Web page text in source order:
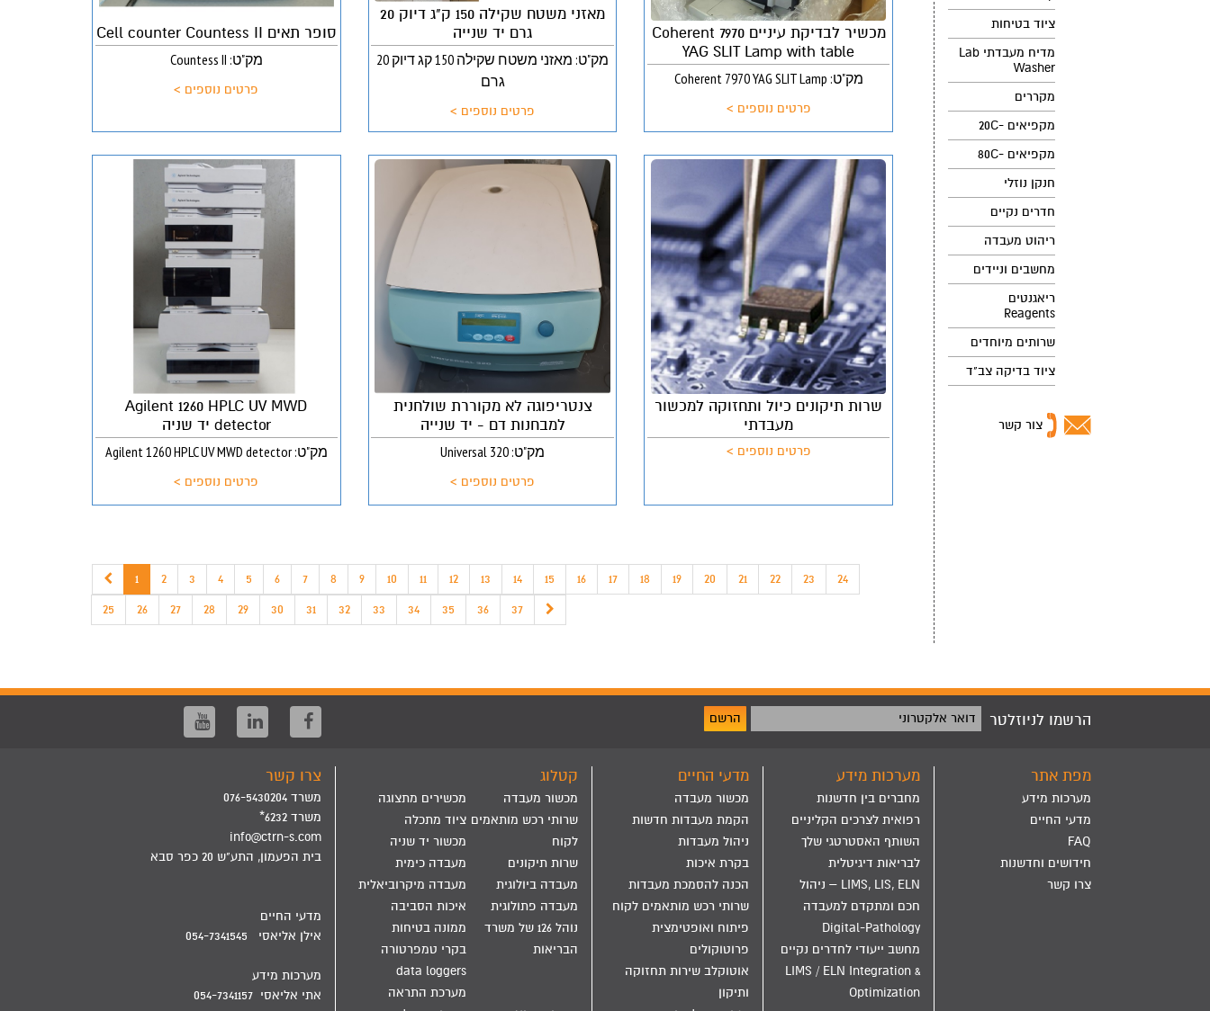
ציוד בטיחות
מדיח מעבדתי Lab
Washer
מקררים
מקפיאים -20C
מקפיאים -80C
חנקן נוזלי
חדרים נקיים
ריהוט מעבדה
מחשבים וניידים
ריאגנטים
Reagents
שרותים מיוחדים
ציוד בדיקה צב"ד
צור קשר
מכשיר לבדיקת עיניים Coherent 7970
YAG SLIT Lamp with table
מק"ט: Coherent 7970 YAG SLIT Lamp
פרטים נוספים >
מאזני משטח שקילה 150 ק"ג דיוק 20
גרם יד שנייה
מק"ט: מאזני משטח שקילה 150 קג דיוק 20
גרם
פרטים נוספים >
סופר תאים Cell counter Countess II
מק"ט: Countess II
פרטים נוספים >
שרות תיקונים כיול ותחזוקה למכשור
מעבדתי
פרטים נוספים >
צנטריפוגה לא מקוררת שולחנית
למבחנות דם - יד שנייה
מק"ט: Universal 320
פרטים נוספים >
Agilent 1260 HPLC UV MWD
detector יד שניה
מק"ט: Agilent 1260 HPLC UV MWD detector
פרטים נוספים >
1 2 3 4 5 6 7 8 9 10 11 12 13 14 15 16 17 18 19 20 21 22 23
24
25
26 27 28 29 30 31 32 33 34 35 36 37
הרשמו לניוזלטר דואר אלקטרוני הרשם
מפת אתר
מערכות מידע
מדעי החיים
FAQ
חידושים וחדשנות
צרו קשר
מערכות מידע
מחברים בין חדשנות
רפואית לצרכים הקליניים
השותף האסטרטגי שלך
לבריאות דיגיטלית
LIMS, LIS, ELN – ניהול
חכם ומתקדם למעבדה
Digital-Pathology
מחשב ייעודי לחדרים נקיים
LIMS / ELN Integration &
Optimization
מדעי החיים
מכשור מעבדה
הקמת מעבדות חדשות
ניהול מעבדות
בקרת איכות
הכנה להסמכת מעבדות
שרותי רכש מותאמים לקוח
פיתוח ואופטימצית
פרוטוקולים
אוטוקלב שירות תחזוקה
ותיקון
קטלוג
מכשור מעבדה
מכשירים מתצוגה
שרותי רכש מותאמים
לקוח
ציוד מתכלה
מכשור יד שניה
שרות תיקונים
מעבדה כימית
מעבדה ביולוגית
מעבדה מיקרוביאלית
מעבדה פתולוגית
איכות הסביבה
נוהל 126 של משרד
הבריאות
ממונה בטיחות
בקרי טמפרטורה
data loggers
מערכת התראה
צרו קשר
משרד 076-5430204
משרד 6232*
info@ctrn-s.com
בית הפעמון, התע"ש 20 כפר סבא
מדעי החיים
אילן אליאסי 054-7341545
מערכות מידע
אתי אליאסי 054-7341157